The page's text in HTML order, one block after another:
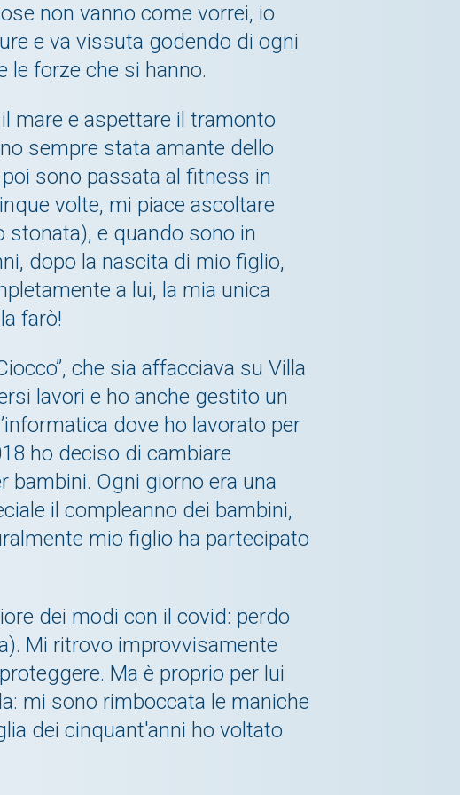
non vanno come vorrei, io
e va vissuta godendo di ogni
forze che si hanno.
mare e aspettare il tramonto
sempre stata amante dello
sono passata al fitness in
volte, mi piace ascoltare
stonata), e quando sono in
dopo la nascita di mio figlio,
a lui, la mia unica
farò!
che sia affacciava su Villa
lavori e ho anche gestito un
dove ho lavorato per
ho deciso di cambiare
Ogni giorno era una
il compleanno dei bambini,
mio figlio ha partecipato
dei modi con il covid: perdo
Mi ritrovo improvvisamente
Ma è proprio per lui
mi sono rimboccata le maniche
dei cinquant'anni ho voltato